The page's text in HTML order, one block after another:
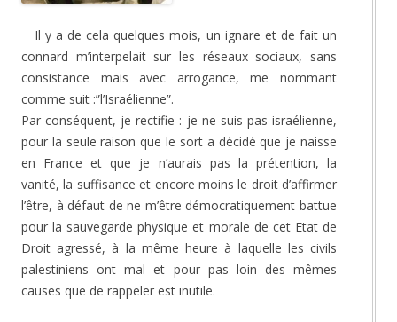
Il y a de cela quelques mois, un ignare et de fait un
connard m’interpelait sur les réseaux sociaux, sans
consistance mais avec arrogance, me nommant
comme suit :”l’Israélienne”.
Par conséquent, je rectifie : je ne suis pas israélienne,
pour la seule raison que le sort a décidé que je naisse
en France et que je n’aurais pas la prétention, la
vanité, la suffisance et encore moins le droit d’affirmer
l’être, à défaut de ne m’être démocratiquement battue
pour la sauvegarde physique et morale de cet Etat de
Droit agressé, à la même heure à laquelle les civils
palestiniens ont mal et pour pas loin des mêmes
causes que de rappeler est inutile.